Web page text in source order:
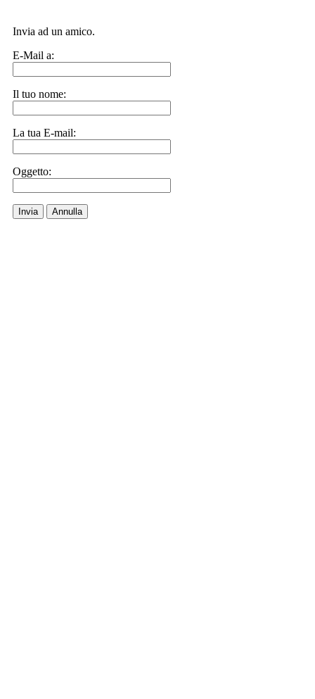
Invia ad un amico.
E-Mail a:
Il tuo nome:
La tua E-mail:
Oggetto:
Invia Annulla